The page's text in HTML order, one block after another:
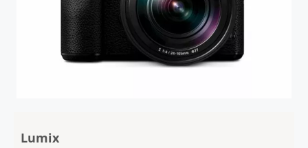
Lumix